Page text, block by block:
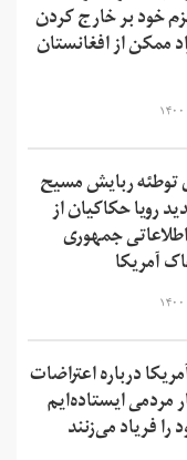
خود بر خارج کردن
ممکن از افغانستان
توطئه ربایش مسیح
رویا حکاکیان از
جمهوری
آمریکا
درباره اعتراضات
مردمی ایستاده‌ایم
فریاد می‌زنند